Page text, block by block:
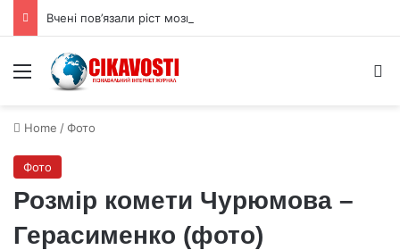
Вчені пов’язали ріст мозку людини з цукрами в раціоні
Menu
Home /Фото
Фото
Розмір комети Чурюмова –
Герасименко (фото)